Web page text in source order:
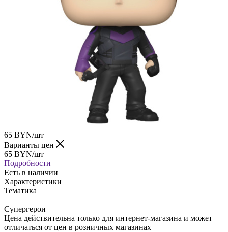
65 BYN/шт
Варианты цен
65 BYN/шт
Подробности
Есть в наличии
Характеристики
Тематика
—
Супергерои
Цена действительна только для интернет-магазина и может
отличаться от цен в розничных магазинах